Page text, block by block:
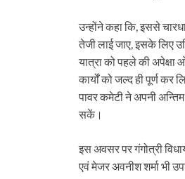
उन्होंने कहा कि, इससे
तेजी लाई जाए, इसके लिए
यात्रा को पहले की अपेक्षा
कार्यों को जल्द ही पूर्ण
पावर कमेटी ने अपनी अन्तिम
सकें।
इस अवसर पर गंगोत्री
एवं मेजर अवनीश शर्मा भी